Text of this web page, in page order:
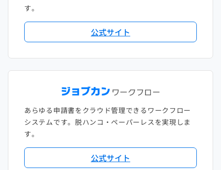
す。
公式サイト
あらゆる申請書をクラウド管理できるワークフロー
システムです。脱ハンコ・ペーパーレスを実現しま
す。
公式サイト